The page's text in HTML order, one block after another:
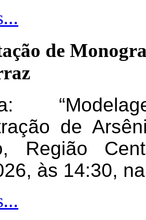
de
de
Região
às 14:30,